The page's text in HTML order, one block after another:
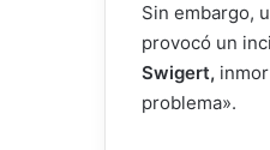
Sin embargo,
provocó un
Swigert,
problema».